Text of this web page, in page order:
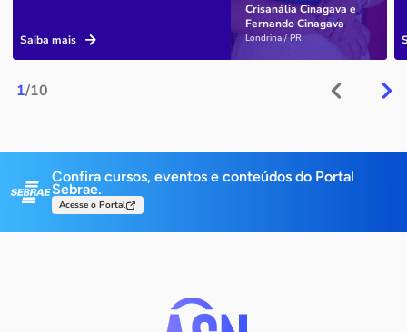
1/10
Crisanália Cinagava e
Fernando Cinagava
Londrina / PR
Saiba mais
Confira cursos, eventos e conteúdos do Portal
Sebrae.
Acesse o Portal